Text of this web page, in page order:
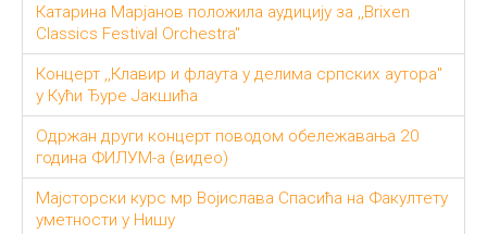
Катарина Марјанов положила аудицију за ,,Brixen
Classics Festival Orchestra"
Концерт ,,Клавир и флаута у делима српских аутора"
у Кући Ђуре Јакшића
Одржан други концерт поводом обележавања 20
година ФИЛУМ-а (видео)
Majстoрски курс мр Вojислaвa Спaсићa нa Фaкултeту
умeтнoсти у Нишу